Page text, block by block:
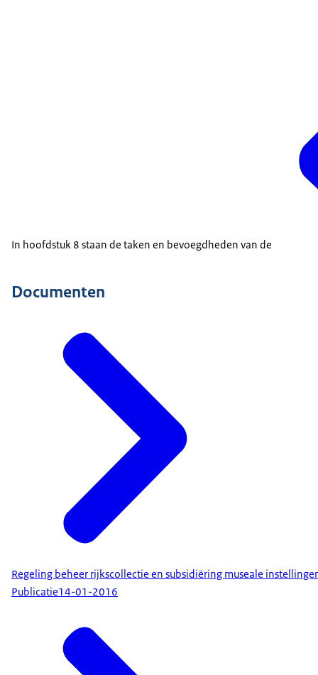
In hoofdstuk 8 staan de taken en bevoegdheden van de
Documenten
Regeling beheer rijkscollectie en subsidiëring museale
Publicatie14-01-2016